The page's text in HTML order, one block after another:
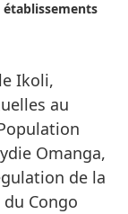
Ikoli,
au
Omanga,
de la
Congo